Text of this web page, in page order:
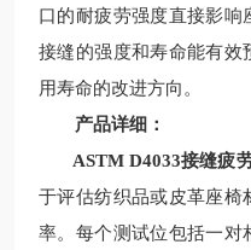
口的耐疲劳强度直接影响
接缝的强度和寿命能有效
用寿命的改进方向。
产品详细：
ASTM D4033接缝疲
于评估纺织品或皮革座椅
率。每个测试位包括一对